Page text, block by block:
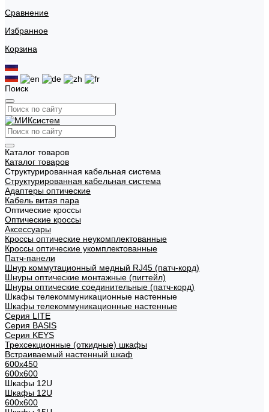
Сравнение
Избранное
Корзина
Поиск
Каталог товаров
Каталог товаров
Структурированная кабельная система
Структурированная кабельная система
Адаптеры оптические
Кабель витая пара
Оптические кроссы
Оптические кроссы
Аксессуары
Кроссы оптические неукомплектованные
Кроссы оптические укомплектованные
Патч-панели
Шнур коммутационный медный RJ45 (патч-корд)
Шнуры оптические монтажные (пигтейл)
Шнуры оптические соединительные (патч-корд)
Шкафы телекоммуникационные настенные
Шкафы телекоммуникационные настенные
Cерия LITE
Cерия BASIS
Cерия KEYS
Трехсекционные (откидные) шкафы
Встраиваемый настенный шкаф
600x450
600x600
Шкафы 12U
Шкафы 12U
600x600